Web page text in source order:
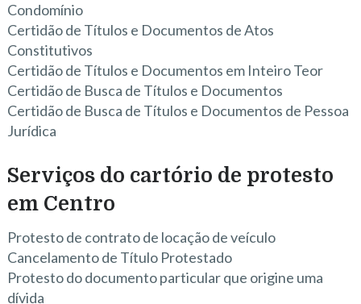
Condomínio
Certidão de Títulos e Documentos de Atos
Constitutivos
Certidão de Títulos e Documentos em Inteiro Teor
Certidão de Busca de Títulos e Documentos
Certidão de Busca de Títulos e Documentos de Pessoa
Jurídica
Serviços do cartório de protesto
em Centro
Protesto de contrato de locação de veículo
Cancelamento de Título Protestado
Protesto do documento particular que origine uma
dívida